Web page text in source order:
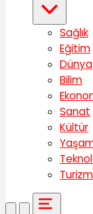
Sağlık
Eğitim
Dünya
Bilim
Sanat
Kültür
Turizm